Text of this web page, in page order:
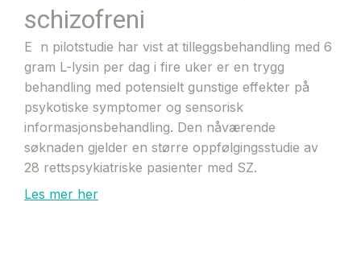
schizofreni
E n pilotstudie har vist at tilleggsbehandling med 6
gram L-lysin per dag i fire uker er en trygg
behandling med potensielt gunstige effekter på
psykotiske symptomer og sensorisk
informasjonsbehandling. Den nåværende
søknaden gjelder en større oppfølgingsstudie av
28 rettspsykiatriske pasienter med SZ.
Les mer her